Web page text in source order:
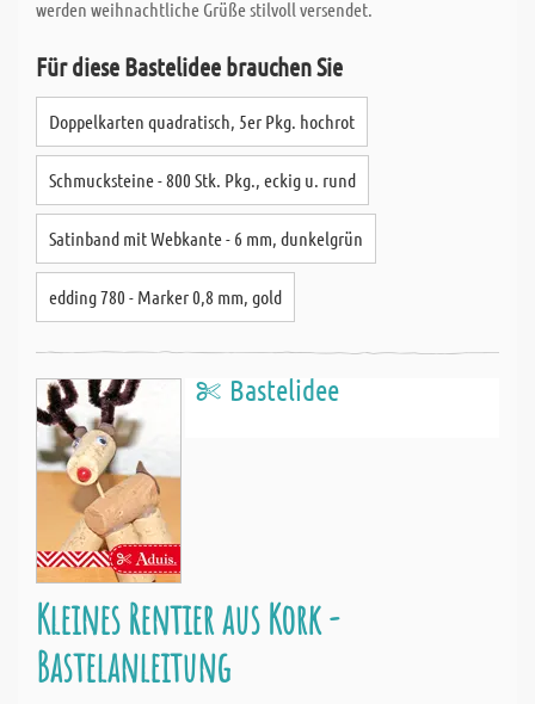
werden weihnachtliche Grüße stilvoll versendet.
Für diese Bastelidee brauchen Sie
Doppelkarten quadratisch, 5er Pkg. hochrot
Schmucksteine - 800 Stk. Pkg., eckig u. rund
Satinband mit Webkante - 6 mm, dunkelgrün
edding 780 - Marker 0,8 mm, gold
Bastelidee
Kleines Rentier aus Kork -
Bastelanleitung